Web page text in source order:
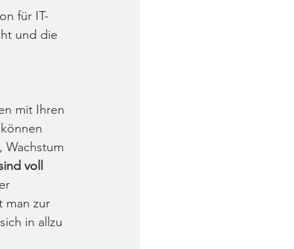
für IT-
und die
mit Ihren
Wachstum
voll
man zur
in allzu